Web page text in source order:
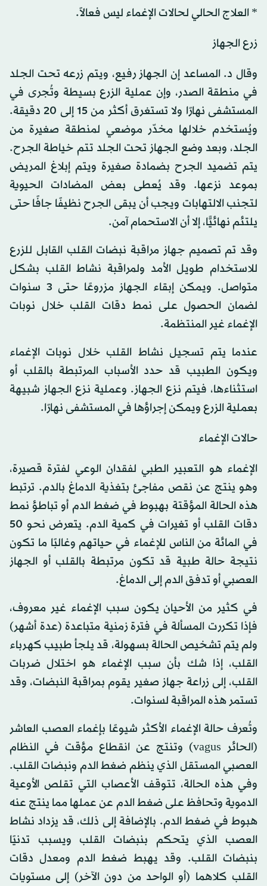
* العلاج الحالي لحالات الإغماء ليس فعالاً.
زرع الجهاز
وقال د. المساعد إن الجهاز رفيع، ويتم زرعه تحت الجلد
في منطقة الصدر، وإن عملية الزرع بسيطة وتُجرى في
المستشفى نهارًا ولا تستغرق أكثر من 15 إلى 20 دقيقة.
ويُستخدم خلالها مخدّر موضعي لمنطقة صغيرة من
الجلد، وبعد وضع الجهاز تحت الجلد تتم خياطة الجرح.
يتم تضميد الجرح بضمادة صغيرة ويتم إبلاغ المريض
بموعد نزعها. وقد يُعطى بعض المضادات الحيوية
لتجنب الالتهابات ويجب أن يبقى الجرح نظيفًا جافًا حتى
يلتئم نهائيًّا، إلا أن الاستحمام آمن.
وقد تم تصميم جهاز مراقبة نبضات القلب القابل للزرع
للاستخدام طويل الأمد ولمراقبة نشاط القلب بشكل
متواصل. ويمكن إبقاء الجهاز مزروعًا حتى 3 سنوات
لضمان الحصول على نمط دقات القلب خلال نوبات
الإغماء غير المنتظمة.
عندما يتم تسجيل نشاط القلب خلال نوبات الإغماء
ويكون الطبيب قد حدد الأسباب المرتبطة بالقلب أو
استثناءها، فيتم نزع الجهاز. وعملية نزع الجهاز شبيهة
بعملية الزرع ويمكن إجراؤها في المستشفى نهارًا.
حالات الإغماء
الإغماء هو التعبير الطبي لفقدان الوعي لفترة قصيرة،
وهو ينتج عن نقص مفاجئ بتغذية الدماغ بالدم. ترتبط
هذه الحالة المؤقتة بهبوط في ضغط الدم أو تباطؤ نمط
دقات القلب أو تغيرات في كمية الدم. يتعرض نحو 50
في المائة من الناس للإغماء في حياتهم وغالبًا ما تكون
نتيجة حالة طبية قد تكون مرتبطة بالقلب أو الجهاز
العصبي أو تدفق الدم إلى الدماغ.
في كثير من الأحيان يكون سبب الإغماء غير معروف،
فإذا تكررت المسألة في فترة زمنية متباعدة (عدة أشهر)
ولم يتم تشخيص الحالة بسهولة، قد يلجأ طبيب كهرباء
القلب، إذا شك بأن سبب الإغماء هو اختلال ضربات
القلب، إلى زراعة جهاز صغير يقوم بمراقبة النبضات، وقد
تستمر هذه المراقبة لسنوات.
وتُعرف حالة الإغماء الأكثر شيوعًا بإغماء العصب العاشر
(الحائر vagus) وتنتج عن انقطاع مؤقت في النظام
العصبي المستقل الذي ينظم ضغط الدم ونبضات القلب.
وفي هذه الحالة، تتوقف الأعصاب التي تقلص الأوعية
الدموية وتحافظ على ضغط الدم عن عملها مما ينتج عنه
هبوط في ضغط الدم. بالإضافة إلى ذلك، قد يزداد نشاط
العصب الذي يتحكم بنبضات القلب ويسبب تدنيًا
بنبضات القلب. وقد يهبط ضغط الدم ومعدل دقات
القلب كلاهما (أو الواحد من دون الآخر) إلى مستويات